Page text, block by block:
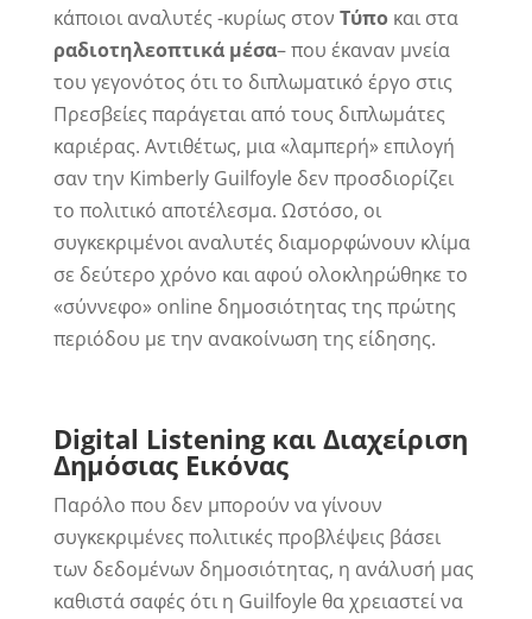
κάποιοι αναλυτές -κυρίως στον Τύποκαι στα
ραδιοτηλεοπτικά μέσα– που έκαναν μνεία
του γεγονότος ότι το διπλωματικό έργο στις
Πρεσβείες παράγεται από τους διπλωμάτες
καριέρας. Αντιθέτως, μια «λαμπερή» επιλογή
σαν την Kimberly Guilfoyle δεν προσδιορίζει
το πολιτικό αποτέλεσμα. Ωστόσο, οι
συγκεκριμένοι αναλυτές διαμορφώνουν κλίμα
σε δεύτερο χρόνο και αφού ολοκληρώθηκε το
«σύννεφο» online δημοσιότητας της πρώτης
περιόδου με την ανακοίνωση της είδησης.
Digital Listening και Διαχείριση
Δημόσιας Εικόνας
Παρόλο που δεν μπορούν να γίνουν
συγκεκριμένες πολιτικές προβλέψεις βάσει
των δεδομένων δημοσιότητας, η ανάλυσή μας
καθιστά σαφές ότι η Guilfoyle θα χρειαστεί να